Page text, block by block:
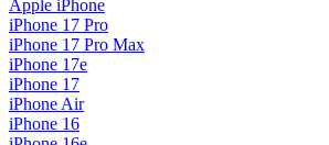
Apple iPhone
iPhone 17 Pro
iPhone 17 Pro Max
iPhone 17e
iPhone 17
iPhone Air
iPhone 16